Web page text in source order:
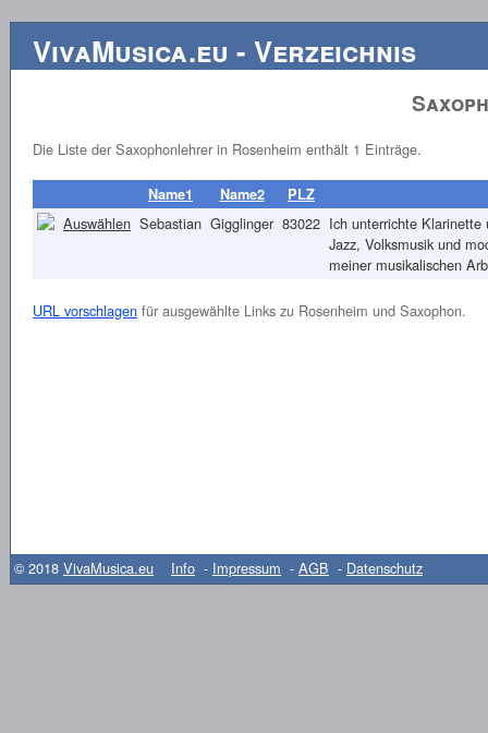
VivaMusica.eu - Verzeichnis
Die Liste der Saxophonlehrer in Rosenheim enthält 1 Einträge.
Name1 Name2 PLZ
Auswählen Sebastian Gigglinger 83022 Ich unterrichte
Jazz, Volksmusik und
meiner musikalischen
URL vorschlagen für ausgewählte Links zu Rosenheim und Saxophon.
© 2018 VivaMusica.eu Info - Impressum - AGB - Datenschutz